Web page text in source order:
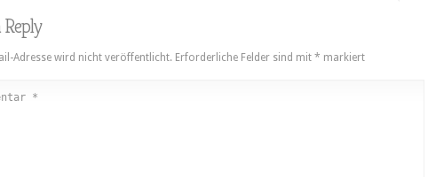
Reply
Adresse wird nicht veröffentlicht. Erforderliche Felder sind mit * markiert